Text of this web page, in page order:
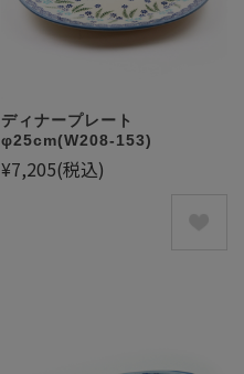
ディナープレート
φ25cm(W208-153)
¥7,205(税込)